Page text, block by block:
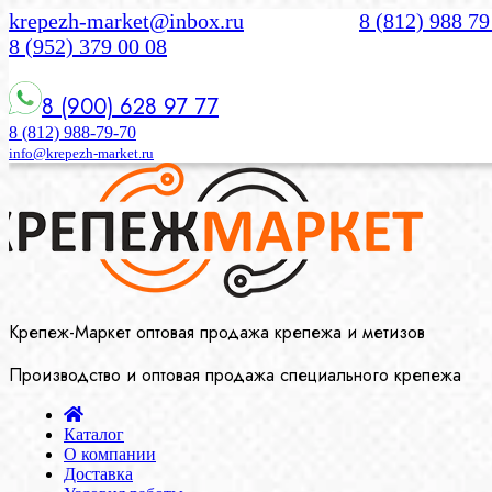
krepezh-market@inbox.ru
8 (812) 988
8 (952) 379 00 08
8 (900) 628 97 77
8 (812) 988-79-70
info@krepezh-market.ru
Крепеж-Маркет оптовая продажа крепежа и метизов
Производство и оптовая продажа специального крепежа
Каталог
О компании
Доставка